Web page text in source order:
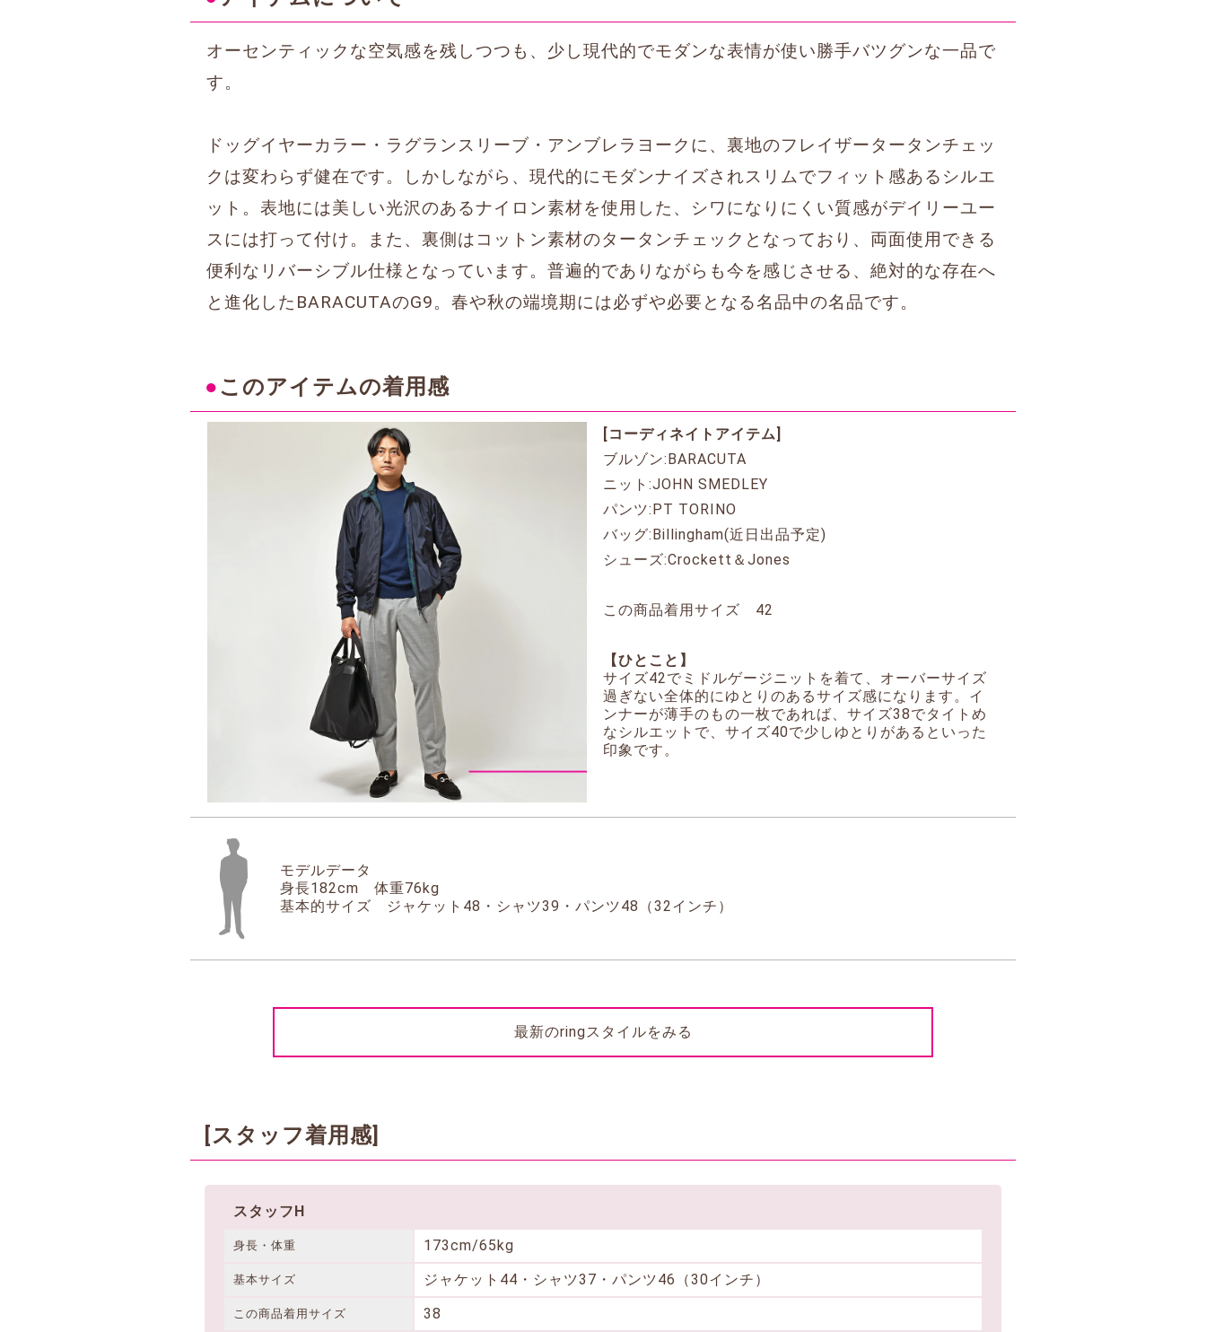
オーセンティックな空気感を残しつつも、少し現代的でモダンな表情が使い勝手バツグンな一品で
す。
ドッグイヤーカラー・ラグランスリーブ・アンブレラヨークに、裏地のフレイザータータンチェッ
クは変わらず健在です。しかしながら、現代的にモダンナイズされスリムでフィット感あるシルエ
ット。表地には美しい光沢のあるナイロン素材を使用した、シワになりにくい質感がデイリーユー
スには打って付け。また、裏側はコットン素材のタータンチェックとなっており、両面使用できる
便利なリバーシブル仕様となっています。普遍的でありながらも今を感じさせる、絶対的な存在へ
と進化したBARACUTAのG9。春や秋の端境期には必ずや必要となる名品中の名品です。
●このアイテムの着用感
[コーディネイトアイテム]
ブルゾン:BARACUTA
ニット:JOHN SMEDLEY
パンツ:PT TORINO
バッグ:Billingham(近日出品予定)
シューズ:Crockett＆Jones
この商品着用サイズ 42
【ひとこと】
サイズ42でミドルゲージニットを着て、オーバーサイズ
過ぎない全体的にゆとりのあるサイズ感になります。イ
ンナーが薄手のもの一枚であれば、サイズ38でタイトめ
なシルエットで、サイズ40で少しゆとりがあるといった
印象です。
モデルデータ
身長182cm 体重76kg
基本的サイズ ジャケット48・シャツ39・パンツ48（32インチ）
最新のringスタイルをみる
[スタッフ着用感]
スタッフH
身長・体重 173cm/65kg
基本サイズ ジャケット44・シャツ37・パンツ46（30インチ）
この商品着用サイズ 38